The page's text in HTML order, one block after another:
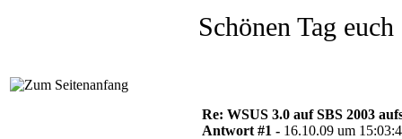
Schönen Tag
Re: WSUS 3.0 auf SBS 2003
Antwort #1 - 16.10.09 um